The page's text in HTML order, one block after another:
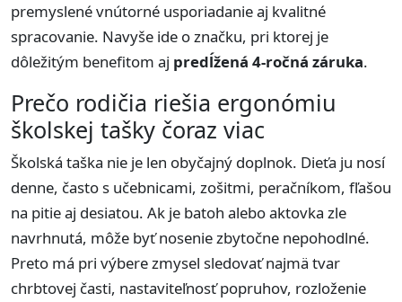
premyslené vnútorné usporiadanie aj kvalitné
spracovanie. Navyše ide o značku, pri ktorej je
dôležitým benefitom aj predĺžená 4-ročná záruka.
Prečo rodičia riešia ergonómiu
školskej tašky čoraz viac
Školská taška nie je len obyčajný doplnok. Dieťa ju nosí
denne, často s učebnicami, zošitmi, peračníkom, fľašou
na pitie aj desiatou. Ak je batoh alebo aktovka zle
navrhnutá, môže byť nosenie zbytočne nepohodlné.
Preto má pri výbere zmysel sledovať najmä tvar
chrbtovej časti, nastaviteľnosť popruhov, rozloženie